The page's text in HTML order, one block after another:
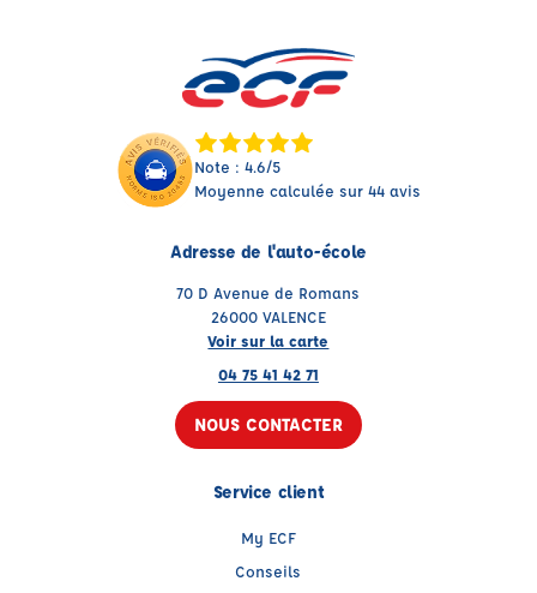
Note : 4.6/5
Moyenne calculée sur 44 avis
Adresse de l'auto-école
70 D Avenue de Romans
26000 VALENCE
Voir sur la carte
04 75 41 42 71
NOUS CONTACTER
Service client
My ECF
Conseils